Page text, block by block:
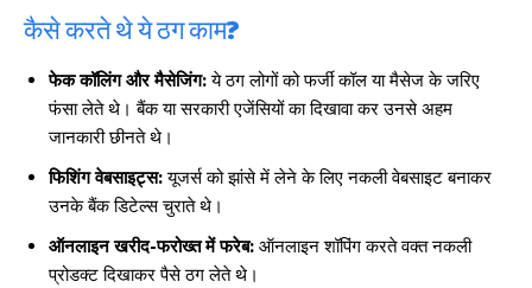
कैसे करते थे ये ठग काम?
फेक कॉलिंग और मैसेजिंग:ये ठग लोगों को फर्जी कॉल या मैसेज के जरिए
फंसा लेते थे। बैंक या सरकारी एजेंसियों का दिखावा कर उनसे अहम
जानकारी छीनते थे।
फिशिंग वेबसाइट्स:यूजर्स को झांसे में लेने के लिए नकली वेबसाइट बनाकर
उनके बैंक डिटेल्स चुराते थे।
ऑनलाइन खरीद-फरोख्त में फरेब: ऑनलाइन शॉपिंग करते वक्त नकली
प्रोडक्ट दिखाकर पैसे ठग लेते थे।